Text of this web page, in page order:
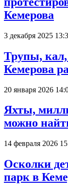
Кемерова
3 декабря 2025
Трупы,
Кемерова
20 января 2026
Яхты,
можно
14 февраля 2026
Осколки
парк в